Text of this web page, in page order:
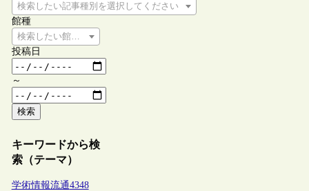
検索したい記事種別を選択してください
館種
検索したい館種を選択してください
投稿日
～
検索
キーワードから検
索（テーマ）
学術情報流通4348